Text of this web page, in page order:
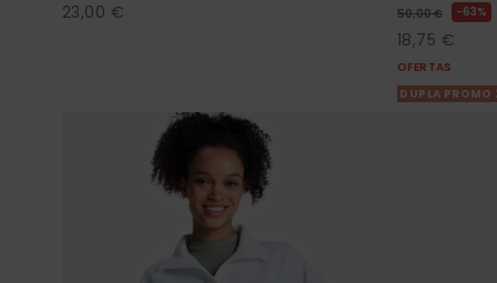
23,00 € 50,00 € 63%
18,75 €
OFERTAS
DUPLA PROMO